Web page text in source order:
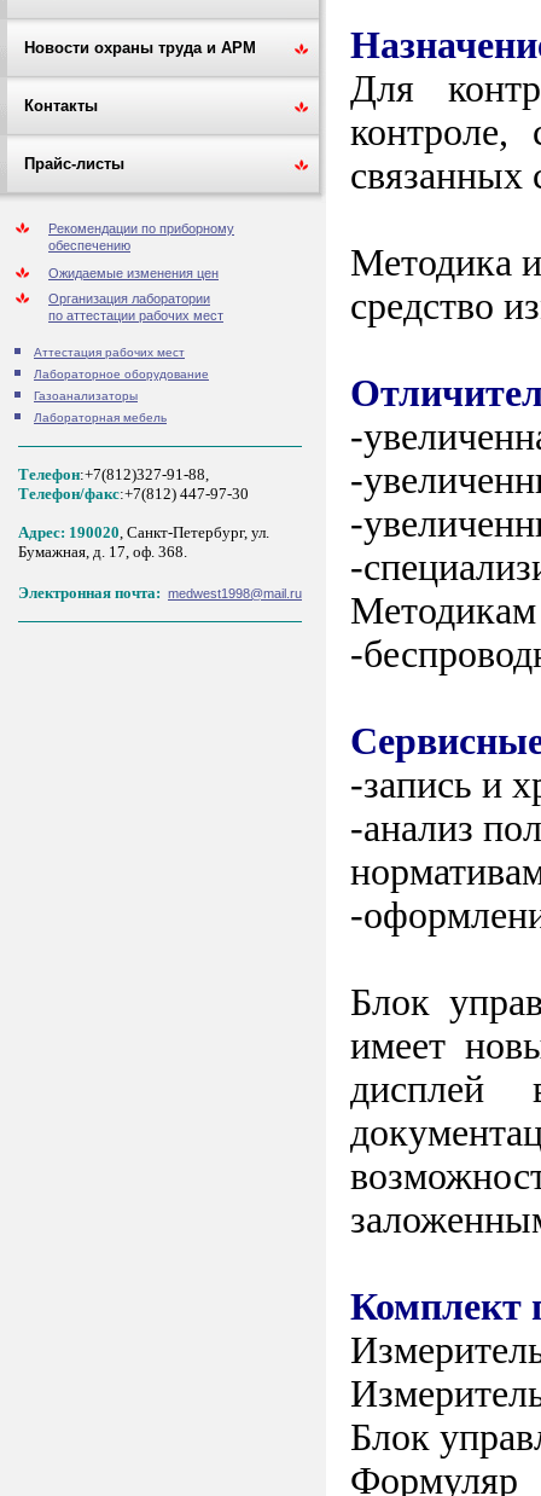
Новости охраны труда и АРМ
Контакты
Прайс-листы
Рекомендации по приборному
обеспечению
Ожидаемые изменения цен
Организация лаборатории
по аттестации рабочих мест
Аттестация рабочих мест
Лабораторное оборудование
Газоанализаторы
Лабораторная мебель
Телефон:+7(812)327-91-88,
Tелефон/факс:+7(812) 447-97-30
Адрес: 190020, Санкт-Петербург, ул.
Бумажная, д. 17, оф. 368.
Электронная почта: medwest1998@mail.ru
Для
контроле,
Методика
средство
-
-
-
-
Методикам
-
-запись и
-анализ
-
Блок
имеет
дисплей
Комплект
Блок
Формуляр